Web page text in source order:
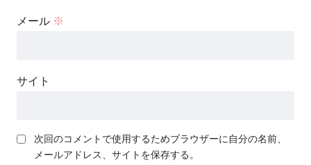
メール ※
サイト
次回のコメントで使用するためブラウザーに自分の名前、
メールアドレス、サイトを保存する。